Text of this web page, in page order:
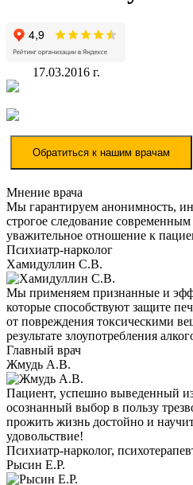
17.03.2016 г.
Обратиться к нашим врачам
Мнение врача
Мы гарантируем анонимность,
строгое следование
уважительное отношение к
Психиатр-нарколог
Хамидуллин С.В.
Мы применяем признанные и
которые способствуют защите
от повреждения токсическими
результате злоупотребления
Главный врач
Жмудь А.В.
Пациент, успешно выведенный
осознанный выбор в пользу
прожить жизнь достойно и
удовольствие!
Психиатр-нарколог,
Рысин Е.Р.